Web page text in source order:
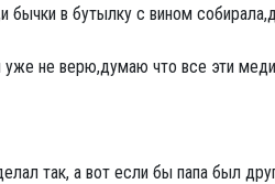
бычки в бутылку с вином
не верю,думаю что все эти
так, а вот если бы папа был